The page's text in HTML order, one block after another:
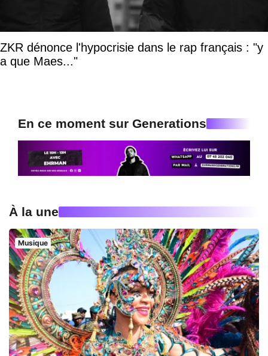
ZKR dénonce l'hypocrisie dans le rap français : "y
a que Maes..."
En ce moment sur Generations
À la une
Musique